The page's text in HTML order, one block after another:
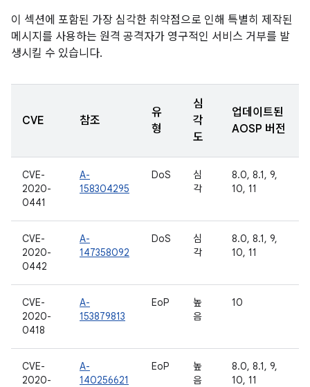
이 섹션에 포함된 가장 심각한 취약점으로 인해 특별히 제작된
메시지를 사용하는 원격 공격자가 영구적인 서비스 거부를 발
생시킬 수 있습니다.
CVE 참조
유
형
심
각
도
업데이트된
AOSP 버전
CVE-
2020-
0441
A-
158304295
DoS
심
각
8.0, 8.1, 9,
10, 11
CVE-
2020-
0442
A-
147358092
DoS
심
각
8.0, 8.1, 9,
10, 11
CVE-
2020-
0418
A-
153879813
EoP
높
음
10
CVE-
2020-
A-
140256621
EoP
높
음
8.0, 8.1, 9,
10, 11